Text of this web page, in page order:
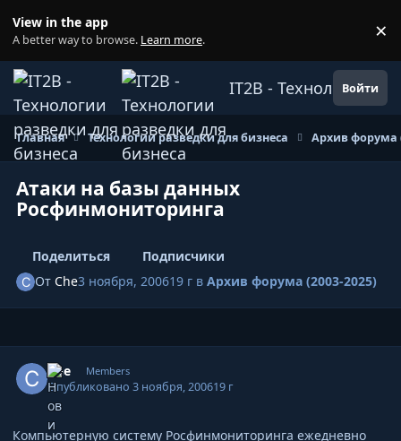
View in the app
A better way to browse. Learn more. ×
IT2B - Технологии
Войти
Главная Технологии разведки для бизнеса Архив форума
Атаки на базы данных
Росфинмониторинга
Поделиться
Подписчики
От Che3 ноября, 200619 г вАрхив форума (2003-2025)
Che Members
Опубликовано3 ноября, 200619 г
Компьютерную систему Росфинмониторинга ежедневно